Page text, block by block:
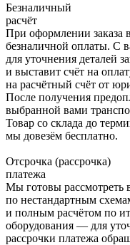
Безналичный
расчёт
При оформлении заказа
безналичной оплаты. С
для уточнения деталей
и выставит счёт на
на расчётный счёт от
После получения
выбранной вами
Товар со склада до
мы довезём бесплатно.
Отсрочка (рассрочка)
платежа
Мы готовы рассмотреть
по нестандартным
и полным расчётом по
оборудования — для
рассрочки платежа